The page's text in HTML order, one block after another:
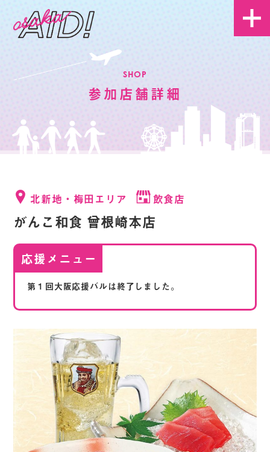
SHOP
参加店舗詳細
北新地・梅田エリア 飲食店
がんこ和食 曾根崎本店
応援メニュー
第１回大阪応援バルは終了しました。